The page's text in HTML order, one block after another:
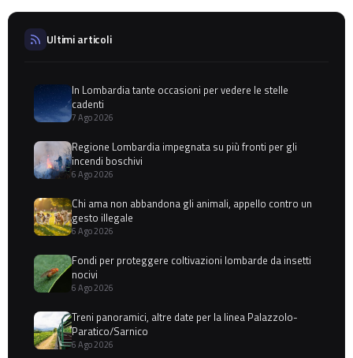
Ultimi articoli
In Lombardia tante occasioni per vedere le stelle
cadenti
7 Ago 2026
Regione Lombardia impegnata su più fronti per gli
incendi boschivi
6 Ago 2026
Chi ama non abbandona gli animali, appello contro un
gesto illegale
6 Ago 2026
Fondi per proteggere coltivazioni lombarde da insetti
nocivi
6 Ago 2026
Treni panoramici, altre date per la linea Palazzolo-
Paratico/Sarnico
6 Ago 2026